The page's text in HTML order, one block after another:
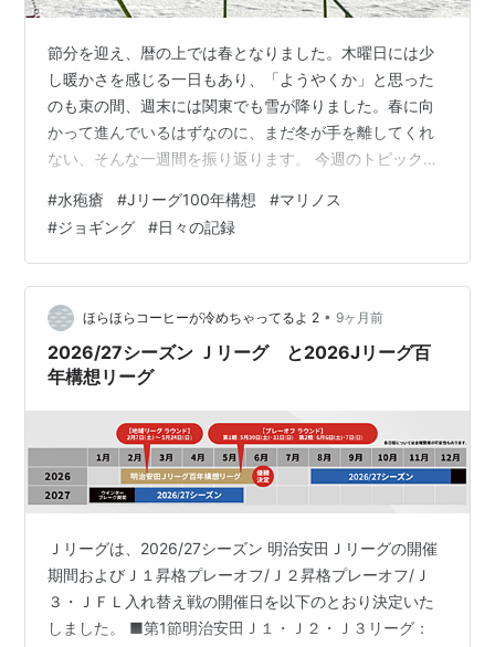
節分を迎え、暦の上では春となりました。木曜日には少
し暖かさを感じる一日もあり、「ようやくか」と思った
のも束の間、週末には関東でも雪が降りました。春に向
かって進んでいるはずなのに、まだ冬が手を離してくれ
ない、そんな一週間を振り返ります。 今週のトピックは
曜日の午後あたりから体調が悪いと言い出し、そして発
熱。熱はすぐに下がったものの、今度は体に発疹が出て
きました。皮膚科に行かせると水疱瘡と診断されまし
た。20歳を過ぎてもかかるものなんですね。自分自身は
小さいときに水疱瘡にかかっているのですが、娘はまだ
なので、娘にうつらないように細心の注意を払ってい…
#水疱瘡 #Jリーグ100年構想 #マリノス
#ジョギング #日々の記録
ほらほらコーヒーが冷めちゃってるよ 2 • 9ヶ月前
2026/27シーズン Ｊリーグ と2026Jリーグ百
年構想リーグ
Ｊリーグは、2026/27シーズン 明治安田Ｊリーグの開催
期間およびＪ１昇格プレーオフ/Ｊ２昇格プレーオフ/Ｊ
３・ＪＦＬ入れ替え戦の開催日を以下のとおり決定いた
しました。 ■第1節明治安田Ｊ１・Ｊ２・Ｊ３リーグ：